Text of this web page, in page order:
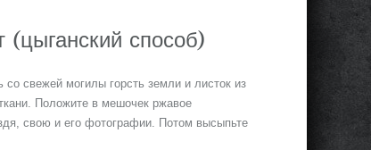
(цыганский способ)
свежей могилы горсть земли и листок из
Положите в мешочек ржавое
свою и его фотографии. Потом высыпьте